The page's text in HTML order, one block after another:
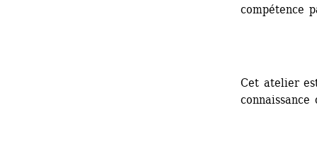
compétence
Cet atelier